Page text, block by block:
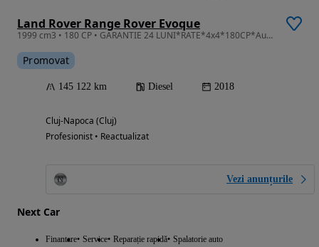
Land Rover Range Rover Evoque
1999 cm3 • 180 CP • GARANTIE 24 LUNI*RATE*4x4*180CP*Automata*Dynamic*Piele*Navi*Led*Camera
Promovat
145 122 km Diesel 2018
Cluj-Napoca (Cluj)
Profesionist • Reactualizat
Vezi anunțurile
Next Car
Finantare Service Reparație rapidă Spalatorie auto